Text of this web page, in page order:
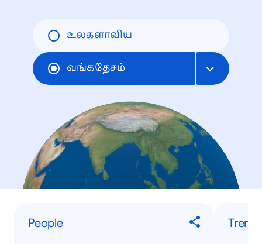
உலகளாவிய
வங்கதேசம்
People